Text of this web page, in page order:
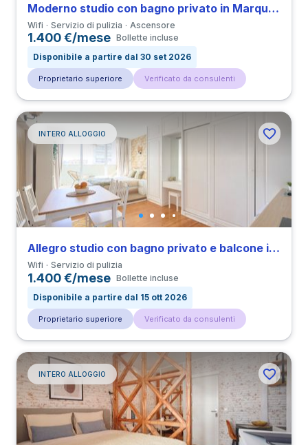
Moderno studio con bagno privato in Marquês de Pombal
Wifi Servizio di pulizia Ascensore
1.400 €/mese Bollette incluse
Disponibile a partire dal 30 set 2026
Proprietario superiore Verificato da consulenti
INTERO ALLOGGIO
Allegro studio con bagno privato e balcone in Santos
Wifi Servizio di pulizia
1.400 €/mese Bollette incluse
Disponibile a partire dal 15 ott 2026
Proprietario superiore Verificato da consulenti
INTERO ALLOGGIO